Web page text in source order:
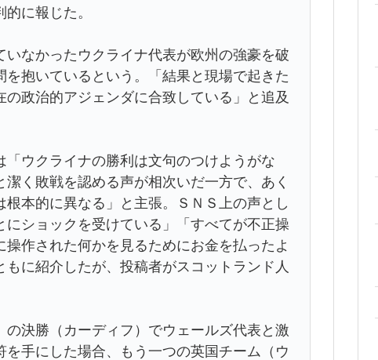
に報じた。
なかったウクライナ代表が欧州の強豪を破
抱いているという。「結果と現場で起きた
政治的アジェンダに合致している」と追及
ウクライナの勝利は文句のつけようがな
く敗戦を認める声が相次いだ一方で、あく
本的に異なる」と主張。ＳＮＳ上の声とし
ショックを受けている」「すべてが不正操
作された何かを見るためにお金を払ったよ
に紹介したが、投稿者がスコットランド人
決勝（カーディフ）でウェールズ代表と激
手にした場合、もう一つの英国チーム（ウ